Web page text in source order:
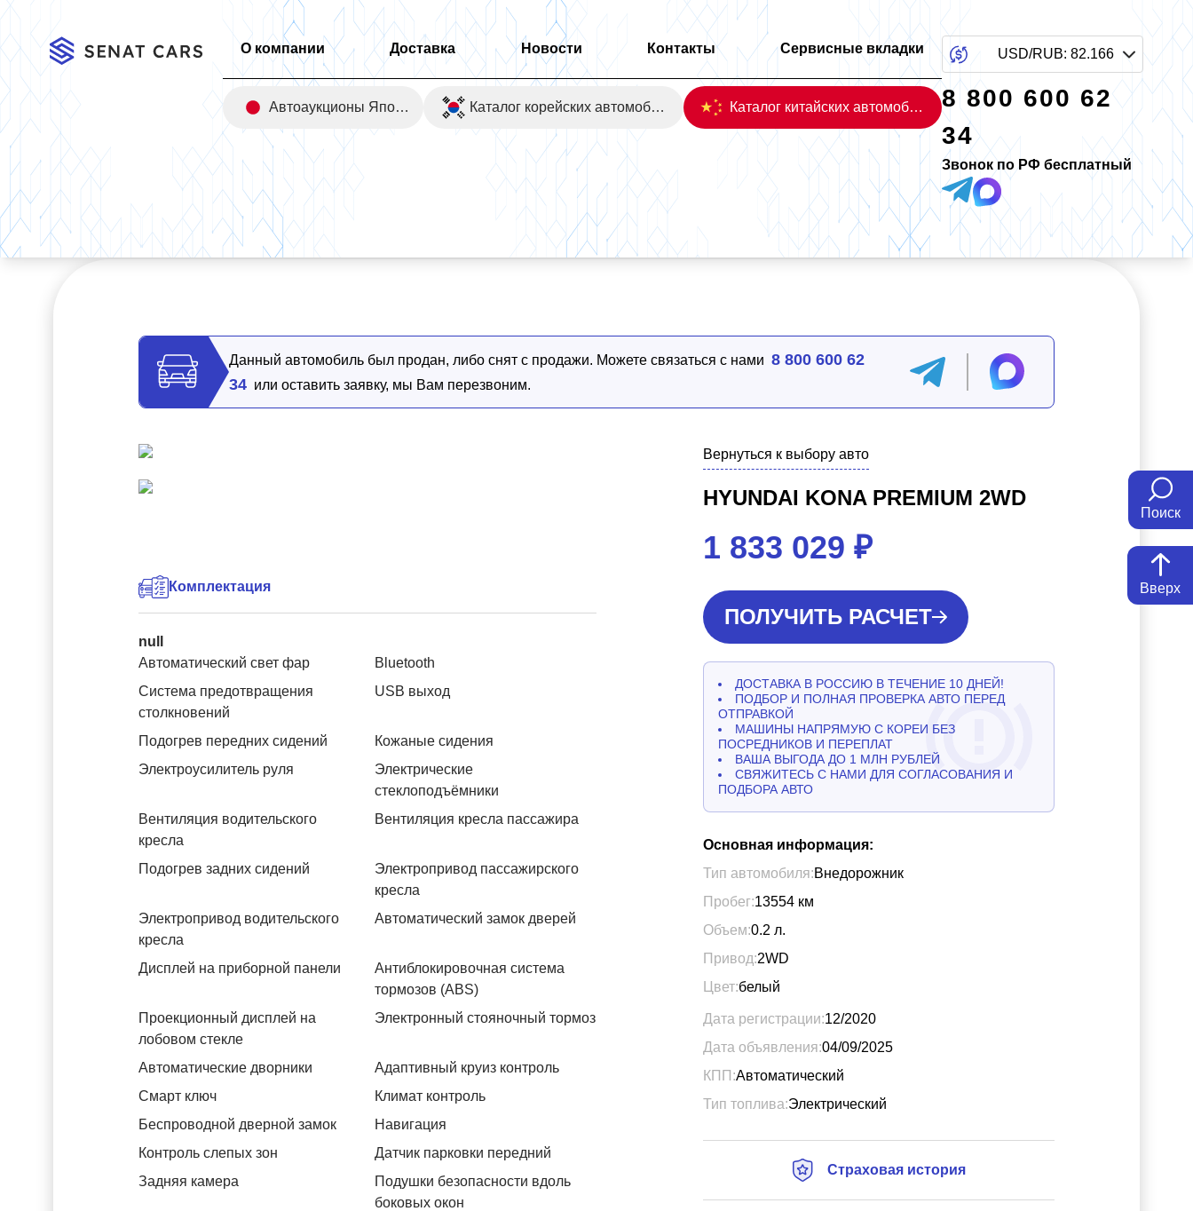
Поиск
Вверх
О компании Доставка Новости Контакты Сервисные вкладки
Автоаукционы Японии Каталог корейских автомобилей Каталог китайских автомобилей
USD/RUB: 82.166
8 800 600 62
34
Звонок по РФ бесплатный
Главная/Каталог Hyundai Kona Premium 2WD
Данный автомобиль был продан, либо снят с продажи. Можете связаться с нами 8 800 600 62
34 или оставить заявку, мы Вам перезвоним.
Комплектация
null
Автоматический свет фар
Bluetooth
Система предотвращения
столкновений
USB выход
Подогрев передних сидений
Кожаные сидения
Электроусилитель руля
Электрические
стеклоподъёмники
Вентиляция водительского
кресла
Вентиляция кресла пассажира
Подогрев задних сидений
Электропривод пассажирского
кресла
Электропривод водительского
кресла
Автоматический замок дверей
Дисплей на приборной панели
Антиблокировочная система
тормозов (ABS)
Проекционный дисплей на
лобовом стекле
Электронный стояночный тормоз
Автоматические дворники
Адаптивный круиз контроль
Смарт ключ
Климат контроль
Беспроводной дверной замок
Навигация
Контроль слепых зон
Датчик парковки передний
Задняя камера
Подушки безопасности вдоль
боковых окон
Вернуться к выбору авто
HYUNDAI KONA PREMIUM 2WD
1 833 029 ₽
ПОЛУЧИТЬ РАСЧЕТ
ДОСТАВКА В РОССИЮ В ТЕЧЕНИЕ 10 ДНЕЙ!
ПОДБОР И ПОЛНАЯ ПРОВЕРКА АВТО ПЕРЕД
ОТПРАВКОЙ
МАШИНЫ НАПРЯМУЮ С КОРЕИ БЕЗ
ПОСРЕДНИКОВ И ПЕРЕПЛАТ
ВАША ВЫГОДА ДО 1 МЛН РУБЛЕЙ
СВЯЖИТЕСЬ С НАМИ ДЛЯ СОГЛАСОВАНИЯ И
ПОДБОРА АВТО
Основная информация:
Тип автомобиля:Внедорожник
Пробег:13554 км
Объем:0.2 л.
Привод:2WD
Цвет:белый
Дата регистрации:12/2020
Дата объявления:04/09/2025
КПП:Автоматический
Тип топлива:Электрический
Страховая история